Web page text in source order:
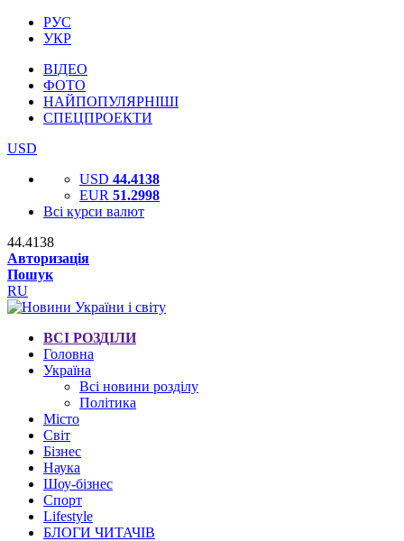
РУС
УКР
ВІДЕО
ФОТО
НАЙПОПУЛЯРНІШІ
СПЕЦПРОЕКТИ
USD
USD 44.4138
EUR 51.2998
Всі курси валют
44.4138
Авторизація
Пошук
RU
ВСІ РОЗДІЛИ
Головна
Україна
Всі новини розділу
Політика
Місто
Світ
Бізнес
Наука
Шоу-бізнес
Спорт
Lifestyle
БЛОГИ ЧИТАЧІВ